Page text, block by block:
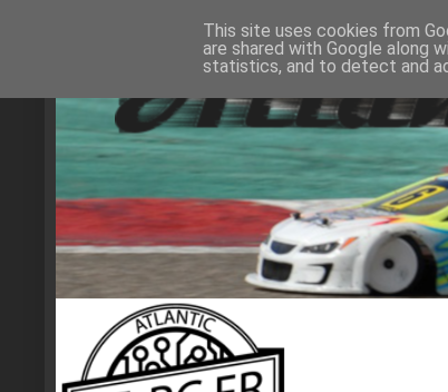
This site uses cookies from
are shared with Google along
statistics, and to detect and